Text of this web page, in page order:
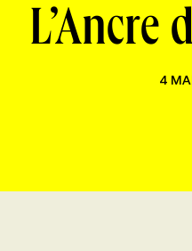
L’Ancre
4